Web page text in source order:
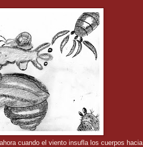
cuando el viento insufla los cuerpos hacia